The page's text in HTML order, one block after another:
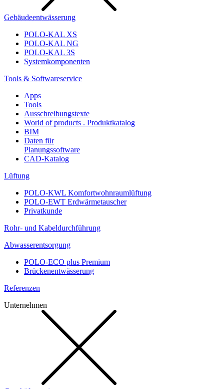
Gebäudeentwässerung
POLO-KAL XS
POLO-KAL NG
POLO-KAL 3S
Systemkomponenten
Tools & Softwareservice
Apps
Tools
Ausschreibungstexte
World of products . Produktkatalog
BIM
Daten für
Planungssoftware
CAD-Katalog
Lüftung
POLO-KWL Komfortwohnraumlüftung
POLO-EWT Erdwärmetauscher
Privatkunde
Rohr- und Kabeldurchführung
Abwasserentsorgung
POLO-ECO plus Premium
Brückenentwässerung
Referenzen
Unternehmen